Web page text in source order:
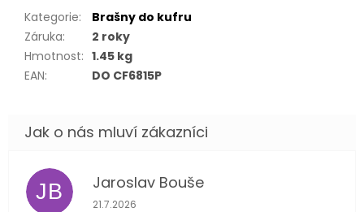
Kategorie:
Brašny do kufru
Záruka:
2 roky
Hmotnost: 1.45 kg
EAN: DO CF6815P
JB Jaroslav Bouše
Hodnocení obchodu je 5 z 5 hvězdiček.
21.7.2026